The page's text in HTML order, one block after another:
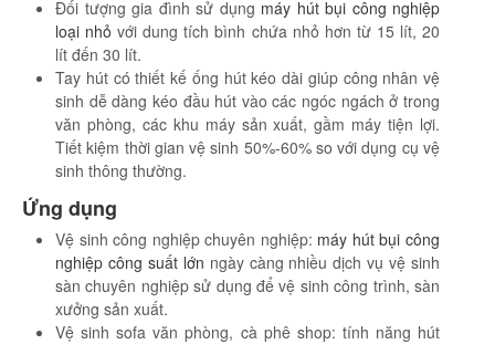
Đối tượng gia đình sử dụng máy hút bụi công nghiệp
loại nhỏ với dung tích bình chứa nhỏ hơn từ 15 lít, 20
lít đến 30 lít.
Tay hút có thiết kế ống hút kéo dài giúp công nhân vệ
sinh dễ dàng kéo đầu hút vào các ngóc ngách ở trong
văn phòng, các khu máy sản xuất, gầm máy tiện lợi.
Tiết kiệm thời gian vệ sinh 50%-60% so với dụng cụ vệ
sinh thông thường.
Ứng dụng
Vệ sinh công nghiệp chuyên nghiệp: máy hút bụi công
nghiệp công suất lớn ngày càng nhiều dịch vụ vệ sinh
sàn chuyên nghiệp sử dụng để vệ sinh công trình, sàn
xưởng sản xuất.
Vệ sinh sofa văn phòng, cà phê shop: tính năng hút